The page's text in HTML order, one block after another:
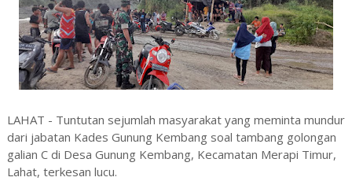
LAHAT - Tuntutan sejumlah masyarakat yang meminta mundur
dari jabatan Kades Gunung Kembang soal tambang golongan
galian C di Desa Gunung Kembang, Kecamatan Merapi Timur,
Lahat, terkesan lucu.